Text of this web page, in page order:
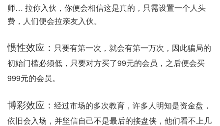
师… 拉你入伙，你便会相信这是真的，只需设置一个人头
费，人们便会拉亲友入伙。
惯性效应： 只要有第一次，就会有第一万次，因此骗局的
初始门槛必须低，只要对方买了99元的会员，之后便会买
999元的会员。
博彩效应： 经过市场的多次教育，许多人明知是资金盘，
依旧会入场，并坚信自己不是最后的接盘侠，他们看不上几